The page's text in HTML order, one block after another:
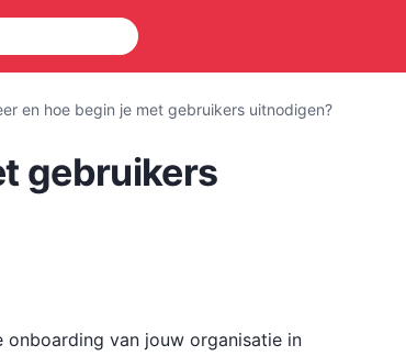
en hoe begin je met gebruikers uitnodigen?
gebruikers
van jouw organisatie in